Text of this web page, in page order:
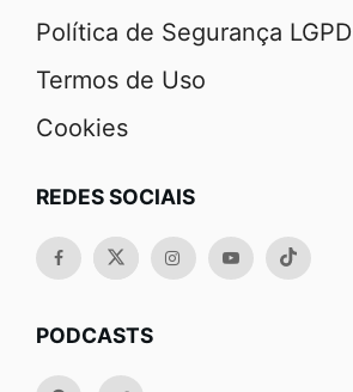
Política de Segurança LGPD
Termos de Uso
Cookies
REDES SOCIAIS
PODCASTS